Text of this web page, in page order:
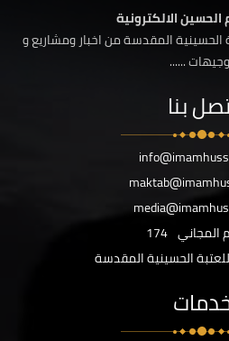
الحسين الالكترونية
المقدسة من اخبار ومشاريع و
......
بنا
المجاني 174
الحسينية المقدسة